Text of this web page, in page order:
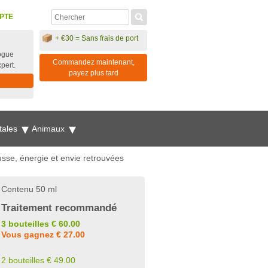
+ €30 = Sans frais de port
Commandez maintenant,
payez plus tard
Animaux
énergie et envie retrouvées
Contenu 50 ml
Traitement recommandé
3 bouteilles € 60.00
Vous gagnez € 27.00
2 bouteilles € 49.00